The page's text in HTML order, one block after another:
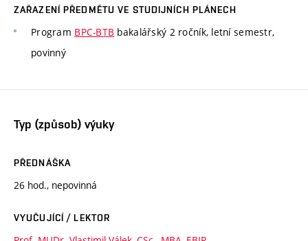
ZAŘAZENÍ PŘEDMĚTU VE STUDIJNÍCH PLÁNECH
Program BPC-BTB bakalářský 2 ročník, letní semestr,
povinný
Typ (způsob) výuky
PŘEDNÁŠKA
26 hod., nepovinná
VYUČUJÍCÍ / LEKTOR